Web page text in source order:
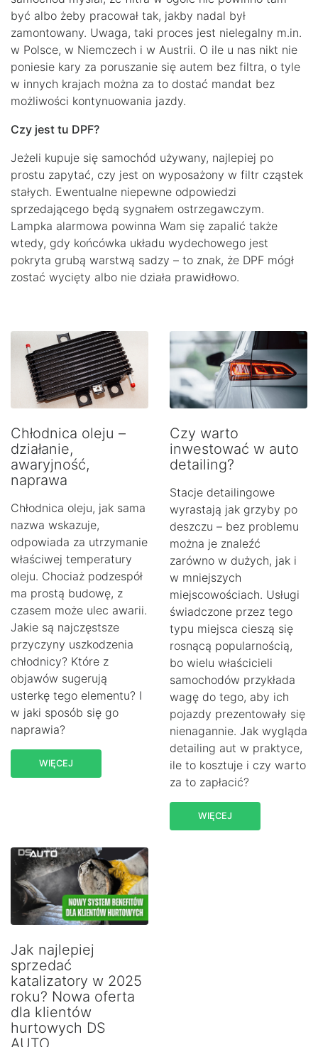
być albo żeby pracował tak, jakby nadal był
zamontowany. Uwaga, taki proces jest nielegalny m.in.
w Polsce, w Niemczech i w Austrii. O ile u nas nikt nie
poniesie kary za poruszanie się autem bez filtra, o tyle
w innych krajach można za to dostać mandat bez
możliwości kontynuowania jazdy.
Czy jest tu DPF?
Jeżeli kupuje się samochód używany, najlepiej po
prostu zapytać, czy jest on wyposażony w filtr cząstek
stałych. Ewentualne niepewne odpowiedzi
sprzedającego będą sygnałem ostrzegawczym.
Lampka alarmowa powinna Wam się zapalić także
wtedy, gdy końcówka układu wydechowego jest
pokryta grubą warstwą sadzy – to znak, że DPF mógł
zostać wycięty albo nie działa prawidłowo.
Chłodnica oleju –
działanie,
awaryjność,
naprawa
Chłodnica oleju, jak sama
nazwa wskazuje,
odpowiada za utrzymanie
właściwej temperatury
oleju. Chociaż podzespół
ma prostą budowę, z
czasem może ulec awarii.
Jakie są najczęstsze
przyczyny uszkodzenia
chłodnicy? Które z
objawów sugerują
usterkę tego elementu? I
w jaki sposób się go
naprawia?
WIĘCEJ
Czy warto
inwestować w auto
detailing?
Stacje detailingowe
wyrastają jak grzyby po
deszczu – bez problemu
można je znaleźć
zarówno w dużych, jak i
w mniejszych
miejscowościach. Usługi
świadczone przez tego
typu miejsca cieszą się
rosnącą popularnością,
bo wielu właścicieli
samochodów przykłada
wagę do tego, aby ich
pojazdy prezentowały się
nienagannie. Jak wygląda
detailing aut w praktyce,
ile to kosztuje i czy warto
za to zapłacić?
WIĘCEJ
Jak najlepiej
sprzedać
katalizatory w 2025
roku? Nowa oferta
dla klientów
hurtowych DS